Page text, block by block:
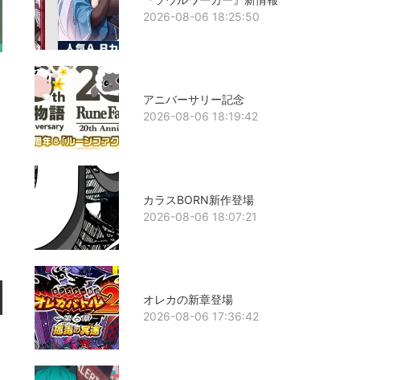
2026-08-06 18:25:50
アニバーサリー記念
2026-08-06 18:19:42
カラスBORN新作登場
2026-08-06 18:07:21
オレカの新章登場
2026-08-06 17:36:42